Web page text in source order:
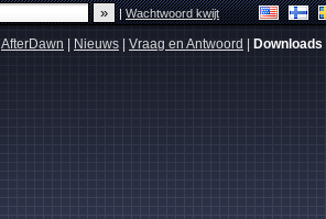
|Wachtwoord kwijt
AfterDawn Nieuws Vraag en Antwoord Downloads